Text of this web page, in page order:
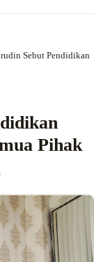
Sebut Pendidikan
Pihak